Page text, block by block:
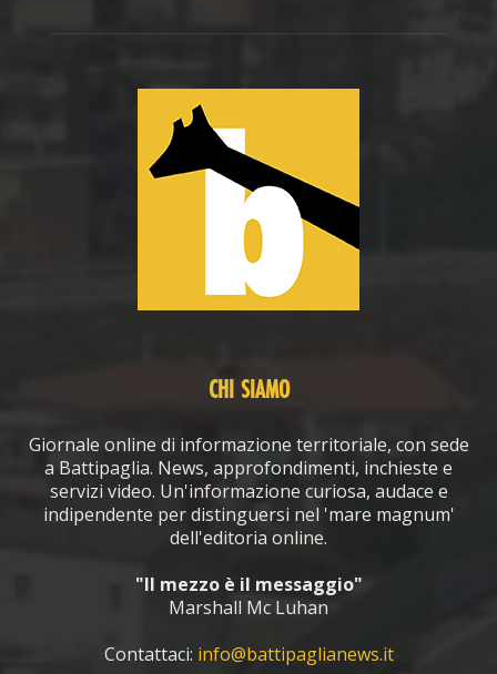
CHI SIAMO
Giornale online di informazione territoriale, con sede
a Battipaglia. News, approfondimenti, inchieste e
servizi video. Un'informazione curiosa, audace e
indipendente per distinguersi nel 'mare magnum'
dell'editoria online.
"Il mezzo è il messaggio"
Marshall Mc Luhan
Contattaci: info@battipaglianews.it